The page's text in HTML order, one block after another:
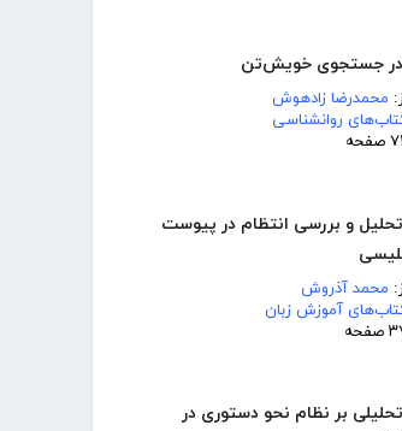
در جستجوی خویش‌تن
محمدرضا زادهوش
روانشناسی
تحلیل و بررسی انتظام در پیوست
محمد آذروش
آموزش زبان
بر نظام نحو دستوری در